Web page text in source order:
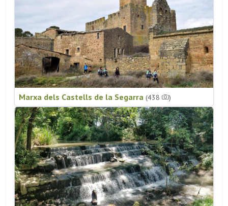
Marxa dels Castells de la Segarra (438 )